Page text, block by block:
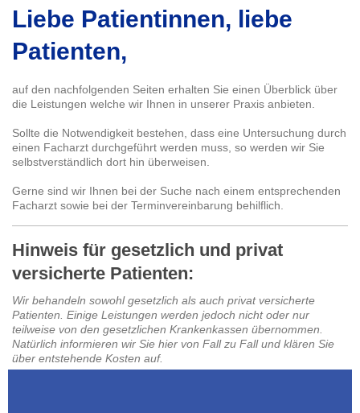
Liebe Patientinnen, liebe
Patienten,
auf den nachfolgenden Seiten erhalten Sie einen Überblick über
die Leistungen welche wir Ihnen in unserer Praxis anbieten.
Sollte die Notwendigkeit bestehen, dass eine Untersuchung durch
einen Facharzt durchgeführt werden muss, so werden wir Sie
selbstverständlich dort hin überweisen.
Gerne sind wir Ihnen bei der Suche nach einem entsprechenden
Facharzt sowie bei der Terminvereinbarung behilflich.
Hinweis für gesetzlich und privat
versicherte Patienten:
Wir behandeln sowohl gesetzlich als auch privat versicherte
Patienten. Einige Leistungen werden jedoch nicht oder nur
teilweise von den gesetzlichen Krankenkassen übernommen.
Natürlich informieren wir Sie hier von Fall zu Fall und klären Sie
über entstehende Kosten auf.